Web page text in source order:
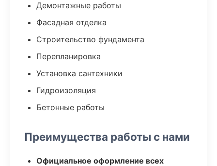
Демонтажные работы
Фасадная отделка
Строительство фундамента
Перепланировка
Установка сантехники
Гидроизоляция
Бетонные работы
Преимущества работы с нами
Официальное оформление всех